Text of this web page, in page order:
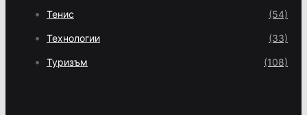
Тенис (54)
Технологии (33)
Туризъм (108)